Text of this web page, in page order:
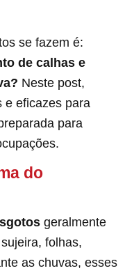
se fazem é:
de calhas e
Neste post,
e eficazes para
para
do
geralmente
folhas,
as chuvas, esses